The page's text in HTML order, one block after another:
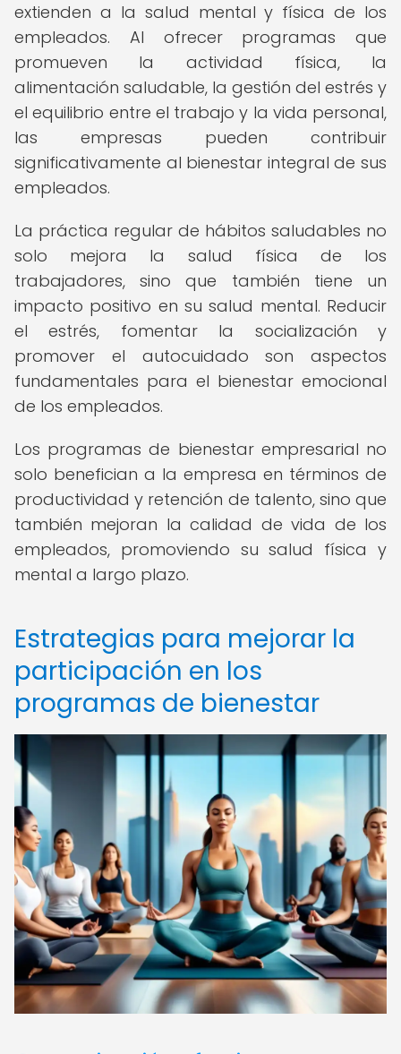
extienden a la salud mental y física de los
empleados. Al ofrecer programas que
promueven la actividad física, la
alimentación saludable, la gestión del estrés y
el equilibrio entre el trabajo y la vida personal,
las empresas pueden contribuir
significativamente al bienestar integral de sus
empleados.
La práctica regular de hábitos saludables no
solo mejora la salud física de los
trabajadores, sino que también tiene un
impacto positivo en su salud mental. Reducir
el estrés, fomentar la socialización y
promover el autocuidado son aspectos
fundamentales para el bienestar emocional
de los empleados.
Los programas de bienestar empresarial no
solo benefician a la empresa en términos de
productividad y retención de talento, sino que
también mejoran la calidad de vida de los
empleados, promoviendo su salud física y
mental a largo plazo.
Estrategias para mejorar la
participación en los
programas de bienestar